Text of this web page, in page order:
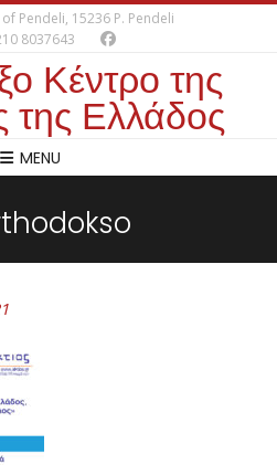
Pendeli, 15236 P. Pendeli
8037643
Κέντρο της
της Ελλάδος
MENU